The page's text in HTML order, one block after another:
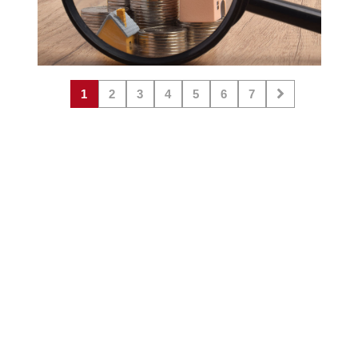
1 2 3 4 5 6 7